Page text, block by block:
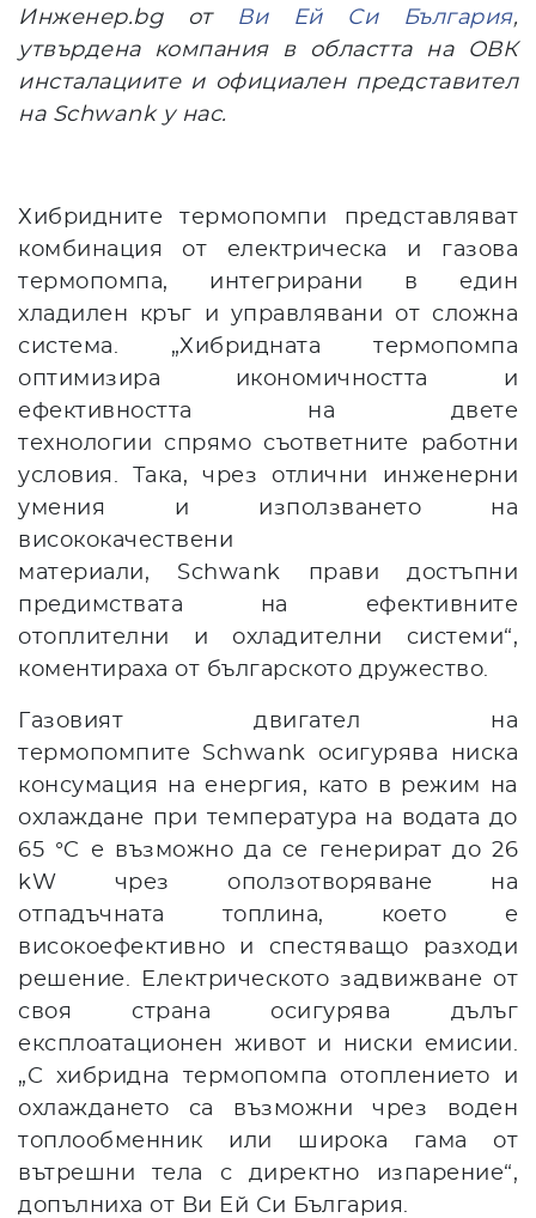
Инженер.bg от Ви Ей Си България,
утвърдена компания в областта на ОВК
инсталациите и официален представител
на Schwank у нас.
Хибридните термопомпи представляват
комбинация от електрическа и газова
термопомпа, интегрирани в един
хладилен кръг и управлявани от сложна
система. „Хибридната термопомпа
оптимизира икономичността и
ефективността на двете
технологии спрямо съответните работни
условия. Така, чрез отлични инженерни
умения и използването на
висококачествени
материали, Schwank прави достъпни
предимствата на ефективните
отоплителни и охладителни системи“,
коментираха от българското дружество.
Газовият двигател на
термопомпите Schwank осигурява ниска
консумация на енергия, като в режим на
охлаждане при температура на водата до
65 °C е възможно да се генерират до 26
kW чрез оползотворяване на
отпадъчната топлина, което е
високоефективно и спестяващо разходи
решение. Електрическото задвижване от
своя страна осигурява дълъг
експлоатационен живот и ниски емисии.
„С хибридна термопомпа отоплението и
охлаждането са възможни чрез воден
топлообменник или широка гама от
вътрешни тела с директно изпарение“,
допълниха от Ви Ей Си България.